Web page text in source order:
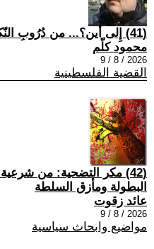
(41) إِلى أين؟... من دُرُوبِ النّكبة إِلى حُلمِ العودة
محمود كلّم
2026 / 8 / 9
القضية الفلسطينية
(42) مكر التضحية: من شرعية
البطولة ومأزق السلطة
عائد زقوت
2026 / 8 / 9
مواضيع وابحاث سياسية